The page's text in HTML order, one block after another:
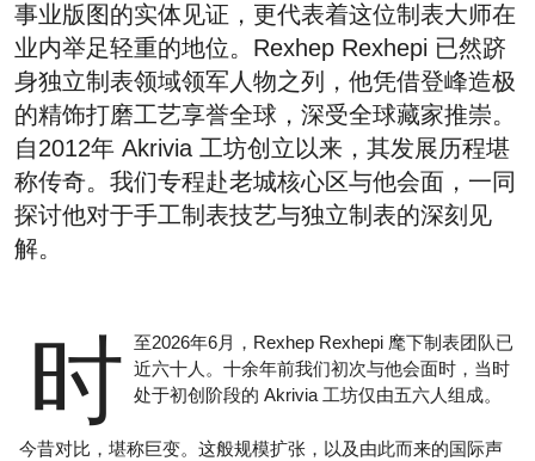
事业版图的实体见证，更代表着这位制表大师在
业内举足轻重的地位。Rexhep Rexhepi 已然跻
身独立制表领域领军人物之列，他凭借登峰造极
的精饰打磨工艺享誉全球，深受全球藏家推崇。
自2012年 Akrivia 工坊创立以来，其发展历程堪
称传奇。我们专程赴老城核心区与他会面，一同
探讨他对于手工制表技艺与独立制表的深刻见
解。
时 至2026年6月，Rexhep Rexhepi 麾下制表团队已
近六十人。十余年前我们初次与他会面时，当时
处于初创阶段的 Akrivia 工坊仅由五六人组成。
今昔对比，堪称巨变。这般规模扩张，以及由此而来的国际声